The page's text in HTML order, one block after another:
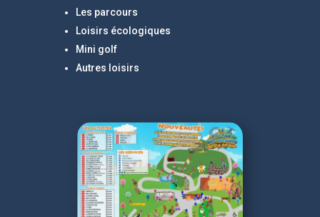
Les parcours
Loisirs écologiques
Mini golf
Autres loisirs